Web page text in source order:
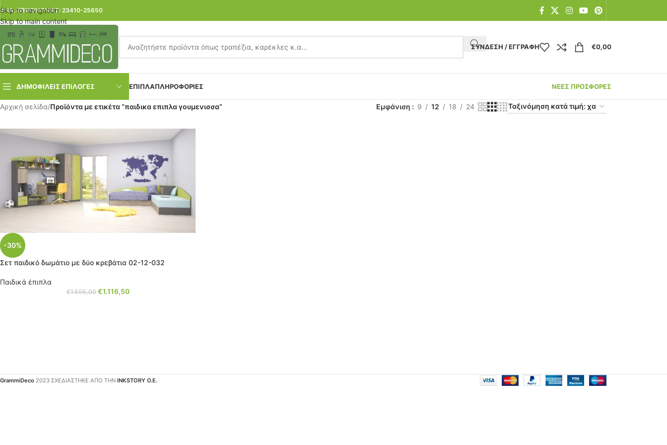
Skip to navigation
Skip to main content
ΤΗΛ. ΕΠΙΚΟΙΝΩΝΙΑΣ: 23410-25650
ΣΎΝΔΕΣΗ / ΕΓΓΡΑΦΉ €0,00
ΔΗΜΟΦΙΛΕΙΣ ΕΠΙΛΟΓΕΣ ΕΠΙΠΛΑΠΛΗΡΟΦΟΡΙΕΣ ΝΕΕΣ ΠΡΟΣΦΟΡΕΣ
Αρχική σελίδα/Προϊόντα με ετικέτα “παιδικα επιπλα γουμενισσα” Εμφάνιση 9 12 18 24
-30%
Σετ παιδικό δωμάτιο με δύο κρεβάτια 02-12-032
Παιδικά έπιπλα
€1.595,00 €1.116,50
GrammiDeco 2023 ΣΧΕΔΙΑΣΤΗΚΕ ΑΠΟ ΤΗΝ INKSTORY Ο.Ε.